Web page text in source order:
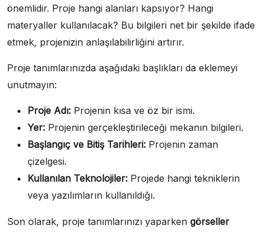
önemlidir. Proje hangi alanları kapsıyor? Hangi
materyaller kullanılacak? Bu bilgileri net bir şekilde ifade
etmek, projenizin anlaşılabilirliğini artırır.
Proje tanımlarınızda aşağıdaki başlıkları da eklemeyi
unutmayın:
Proje Adı: Projenin kısa ve öz bir ismi.
Yer: Projenin gerçekleştirileceği mekanın bilgileri.
Başlangıç ve Bitiş Tarihleri: Projenin zaman
çizelgesi.
Kullanılan Teknolojiler: Projede hangi tekniklerin
veya yazılımların kullanıldığı.
Son olarak, proje tanımlarınızı yaparken görseller